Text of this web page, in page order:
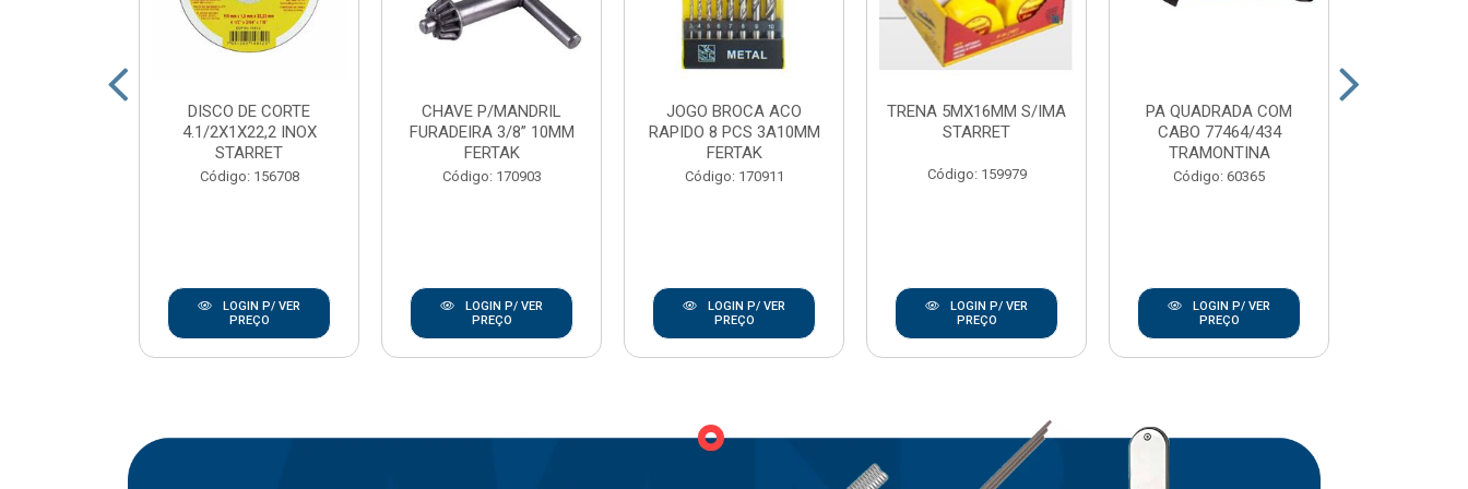
DISCO DE CORTE
4.1/2X1X22,2 INOX
STARRET
Código: 156708
LOGIN P/ VER
PREÇO
CHAVE P/MANDRIL
FURADEIRA 3/8” 10MM
FERTAK
Código: 170903
LOGIN P/ VER
PREÇO
JOGO BROCA ACO
RAPIDO 8 PCS 3A10MM
FERTAK
Código: 170911
LOGIN P/ VER
PREÇO
TRENA 5MX16MM S/IMA
STARRET
Código: 159979
LOGIN P/ VER
PREÇO
PA QUADRADA COM
CABO 77464/434
TRAMONTINA
Código: 60365
LOGIN P/ VER
PREÇO